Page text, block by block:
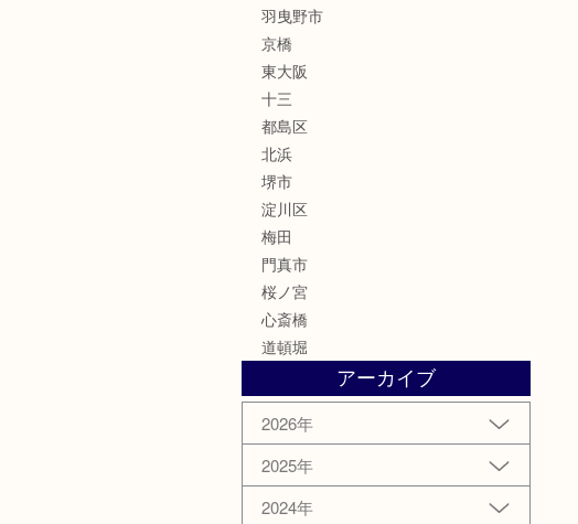
羽曳野市
京橋
東大阪
十三
都島区
北浜
堺市
淀川区
梅田
門真市
桜ノ宮
心斎橋
道頓堀
アーカイブ
2026年
2025年
2024年